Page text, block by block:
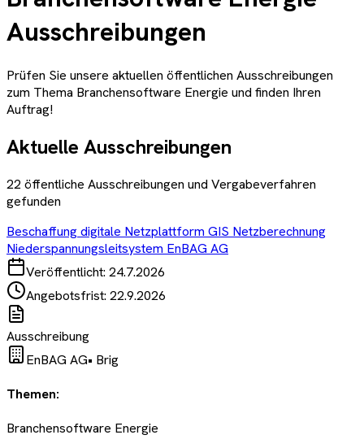
Ausschreibungen
Prüfen Sie unsere aktuellen öffentlichen Ausschreibungen
zum Thema Branchensoftware Energie und finden Ihren
Auftrag!
Aktuelle Ausschreibungen
22 öffentliche Ausschreibungen und Vergabeverfahren
gefunden
Beschaffung digitale Netzplattform GIS Netzberechnung
Niederspannungsleitsystem EnBAG AG
Veröffentlicht: 24.7.2026
Angebotsfrist: 22.9.2026
Ausschreibung
EnBAG AG• Brig
Themen:
Branchensoftware Energie